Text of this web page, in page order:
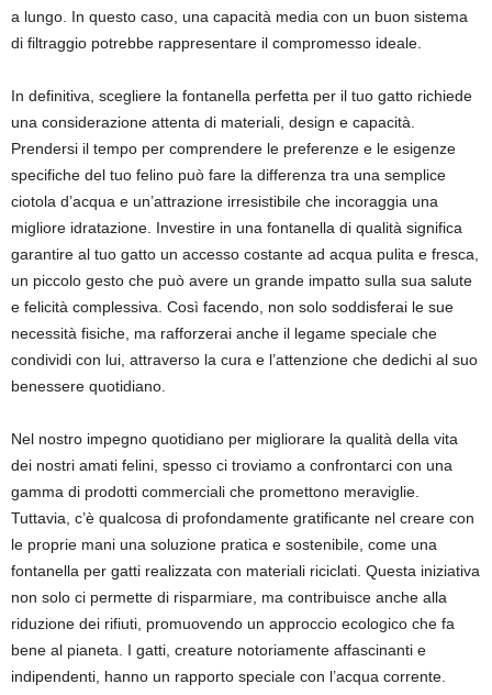
a lungo. In questo caso, una capacità media con un buon sistema
di filtraggio potrebbe rappresentare il compromesso ideale.
In definitiva, scegliere la fontanella perfetta per il tuo gatto richiede
una considerazione attenta di materiali, design e capacità.
Prendersi il tempo per comprendere le preferenze e le esigenze
specifiche del tuo felino può fare la differenza tra una semplice
ciotola d’acqua e un’attrazione irresistibile che incoraggia una
migliore idratazione. Investire in una fontanella di qualità significa
garantire al tuo gatto un accesso costante ad acqua pulita e fresca,
un piccolo gesto che può avere un grande impatto sulla sua salute
e felicità complessiva. Così facendo, non solo soddisferai le sue
necessità fisiche, ma rafforzerai anche il legame speciale che
condividi con lui, attraverso la cura e l’attenzione che dedichi al suo
benessere quotidiano.
Nel nostro impegno quotidiano per migliorare la qualità della vita
dei nostri amati felini, spesso ci troviamo a confrontarci con una
gamma di prodotti commerciali che promettono meraviglie.
Tuttavia, c’è qualcosa di profondamente gratificante nel creare con
le proprie mani una soluzione pratica e sostenibile, come una
fontanella per gatti realizzata con materiali riciclati. Questa iniziativa
non solo ci permette di risparmiare, ma contribuisce anche alla
riduzione dei rifiuti, promuovendo un approccio ecologico che fa
bene al pianeta. I gatti, creature notoriamente affascinanti e
indipendenti, hanno un rapporto speciale con l’acqua corrente.